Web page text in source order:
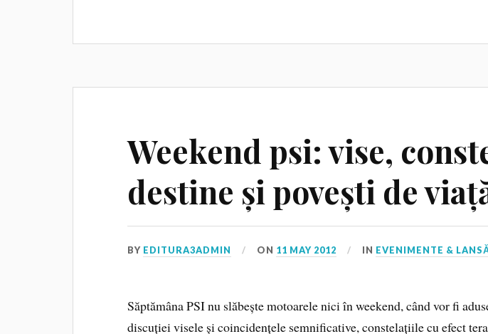
Weekend psi: vise,
destine și povești de
BY EDITURA3ADMIN ON 11 MAY 2012 IN EVENIMENTE &
Săptămâna PSI nu slăbește motoarele nici în weekend, când vor fi
discuției visele și coincidențele semnificative, constelațiile cu efect